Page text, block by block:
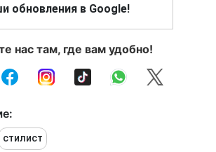
обновления в Google!
нас там, где вам удобно!
стилист